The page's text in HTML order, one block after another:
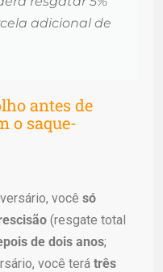
adicional de
antes de
o saque-
você só
(resgate total
de dois anos;
você terá três